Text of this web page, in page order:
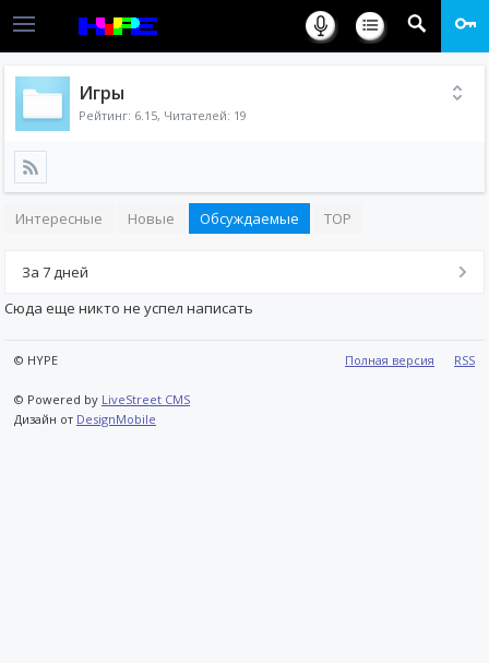
Игры
Рейтинг: 6.15, Читателей: 19
Интересные Новые Обсуждаемые TOP
За 7 дней
Сюда еще никто не успел написать
Полная версия RSS
© HYPE
© Powered by LiveStreet CMS
Дизайн от DesignMobile